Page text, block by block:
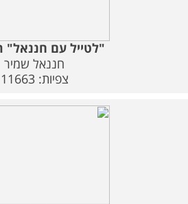
"לטייל עם חננאל"
חננאל שמיר
צפיות: 11663